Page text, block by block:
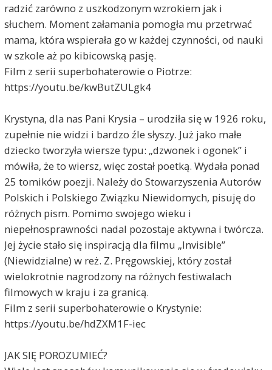
radzić zarówno z uszkodzonym wzrokiem jak i
słuchem. Moment załamania pomogła mu przetrwać
mama, która wspierała go w każdej czynności, od nauki
w szkole aż po kibicowską pasję.
Film z serii superbohaterowie o Piotrze:
https://youtu.be/kwButZULgk4
Krystyna, dla nas Pani Krysia – urodziła się w 1926 roku,
zupełnie nie widzi i bardzo źle słyszy. Już jako małe
dziecko tworzyła wiersze typu: „dzwonek i ogonek” i
mówiła, że to wiersz, więc został poetką. Wydała ponad
25 tomików poezji. Należy do Stowarzyszenia Autorów
Polskich i Polskiego Związku Niewidomych, pisuję do
różnych pism. Pomimo swojego wieku i
niepełnosprawności nadal pozostaje aktywna i twórcza.
Jej życie stało się inspiracją dla filmu „Invisible”
(Niewidzialne) w reż. Z. Pręgowskiej, który został
wielokrotnie nagrodzony na różnych festiwalach
filmowych w kraju i za granicą.
Film z serii superbohaterowie o Krystynie:
https://youtu.be/hdZXM1F-iec
JAK SIĘ POROZUMIEĆ?